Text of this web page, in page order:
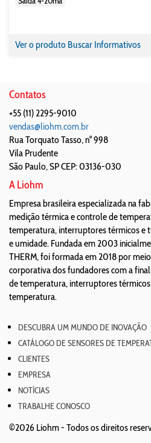
Ver o produto Buscar Informativos
Contatos
+55 (11) 2295-9010
vendas@liohm.com.br
Rua Torquato Tasso, n° 998
Vila Prudente
São Paulo,SPCEP: 03136-030
A Liohm
Empresa brasileira especializada na
medição térmica e controle de
temperatura, interruptores térmicos e
e umidade. Fundada em 2003
THERM, foi formada em 2018 por
corporativa dos fundadores com a
de temperatura, interruptores
temperatura.
DESCUBRA UM MUNDO DE INOVAÇÃO
CATÁLOGO DE SENSORES DE
CLIENTES
EMPRESA
NOTÍCIAS
TRABALHE CONOSCO
©2026 Liohm - Todos os direitos